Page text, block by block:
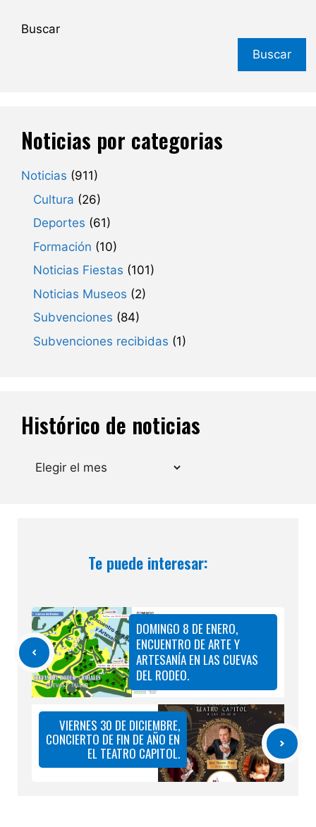
Buscar
Buscar
Noticias por categorias
Noticias (911)
Cultura (26)
Deportes (61)
Formación (10)
Noticias Fiestas (101)
Noticias Museos (2)
Subvenciones (84)
Subvenciones recibidas (1)
Histórico de noticias
Archivos
Te puede interesar:
DOMINGO 8 DE ENERO,
ENCUENTRO DE ARTE Y
ARTESANÍA EN LAS CUEVAS
DEL RODEO.
VIERNES 30 DE DICIEMBRE,
CONCIERTO DE FIN DE AÑO EN
EL TEATRO CAPITOL.